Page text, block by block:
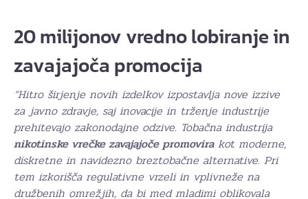
20 milijonov vredno lobiranje in
zavajajoča promocija
“Hitro širjenje novih izdelkov izpostavlja nove izzive
za javno zdravje, saj inovacije in trženje industrije
prehitevajo zakonodajne odzive. Tobačna industrija
nikotinske vrečke zavajajoče promovirakot moderne,
diskretne in navidezno breztobačne alternative. Pri
tem izkorišča regulativne vrzeli in vplivneže na
družbenih omrežjih, da bi med mladimi oblikovala